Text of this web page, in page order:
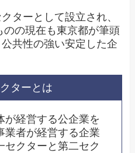
ターとして設立され、
の現在も東京都が筆頭
共性の強い安定した企
ターとは
が経営する公企業を
業者が経営する企業
セクターと第二セク